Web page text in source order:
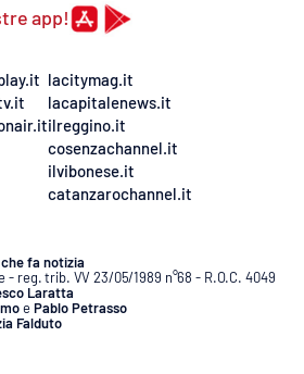
app!
lacitymag.it
lacapitalenews.it
ilreggino.it
cosenzachannel.it
ilvibonese.it
catanzarochannel.it
fa notizia
reg. trib. VV 23/05/1989 n°68 - R.O.C. 4049
Laratta
ePablo Petrasso
Falduto